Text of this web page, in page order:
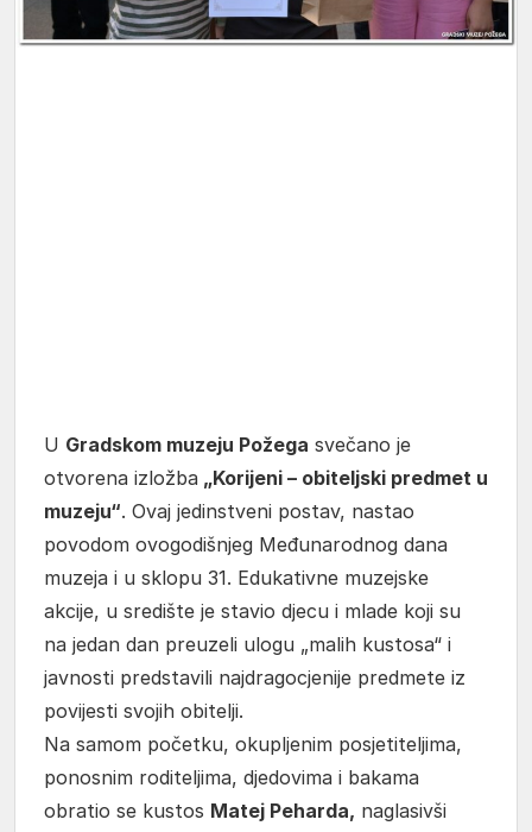
U Gradskom muzeju Požega svečano je
otvorena izložba „Korijeni – obiteljski predmet u
muzeju“. Ovaj jedinstveni postav, nastao
povodom ovogodišnjeg Međunarodnog dana
muzeja i u sklopu 31. Edukativne muzejske
akcije, u središte je stavio djecu i mlade koji su
na jedan dan preuzeli ulogu „malih kustosa“ i
javnosti predstavili najdragocjenije predmete iz
povijesti svojih obitelji.
Na samom početku, okupljenim posjetiteljima,
ponosnim roditeljima, djedovima i bakama
obratio se kustos Matej Peharda, naglasivši